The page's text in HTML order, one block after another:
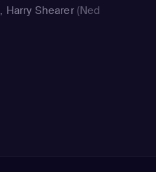
, Harry Shearer(Ned